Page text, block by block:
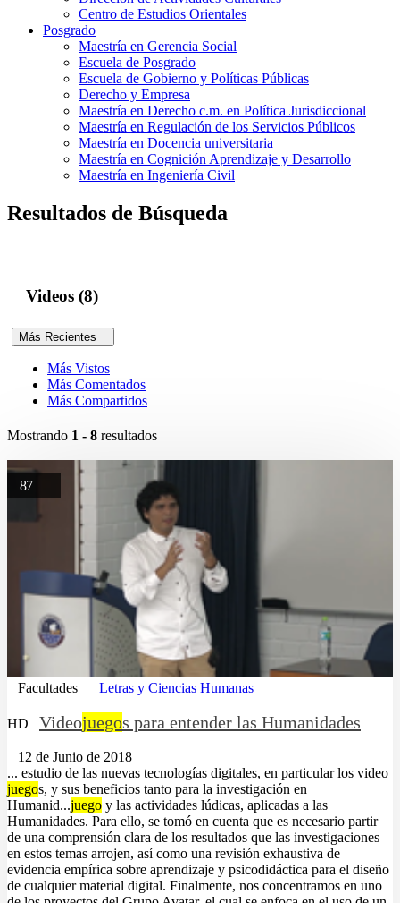
Centro de Estudios Orientales
Posgrado
Maestría en Gerencia Social
Escuela de Posgrado
Escuela de Gobierno y Políticas Públicas
Derecho y Empresa
Maestría en Derecho c.m. en Política Jurisdiccional
Maestría en Regulación de los Servicios Públicos
Maestría en Docencia universitaria
Maestría en Cognición Aprendizaje y Desarrollo
Maestría en Ingeniería Civil
Resultados de Búsqueda
Videos (8)
Más Recientes
Más Vistos
Más Comentados
Más Compartidos
Mostrando 1 - 8 resultados
87
Facultades Letras y Ciencias Humanas
HD Videojuegos para entender las Humanidades
12 de Junio de 2018
... estudio de las nuevas tecnologías digitales, en particular los video
juegos, y sus beneficios tanto para la investigación en
Humanid...juego y las actividades lúdicas, aplicadas a las
Humanidades. Para ello, se tomó en cuenta que es necesario partir
de una comprensión clara de los resultados que las investigaciones
en estos temas arrojen, así como una revisión exhaustiva de
evidencia empírica sobre aprendizaje y psicodidáctica para el diseño
de cualquier material digital. Finalmente, nos concentramos en uno